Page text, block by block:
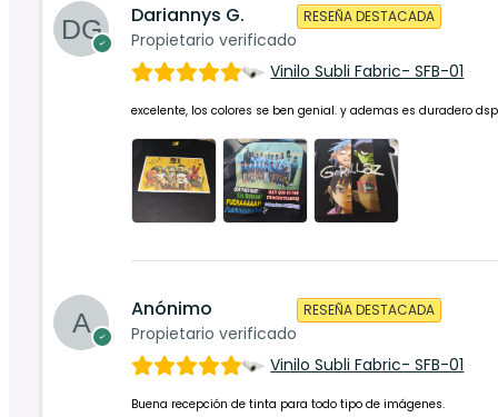
Dariannys G.
Propietario verificado
RESEÑA DESTACADA
Vinilo Subli Fabric- SFB-01
excelente, los colores se ben genial. y ademas es duradero
Anónimo
Propietario verificado
RESEÑA DESTACADA
Vinilo Subli Fabric- SFB-01
Buena recepción de tinta para todo tipo de imágenes.